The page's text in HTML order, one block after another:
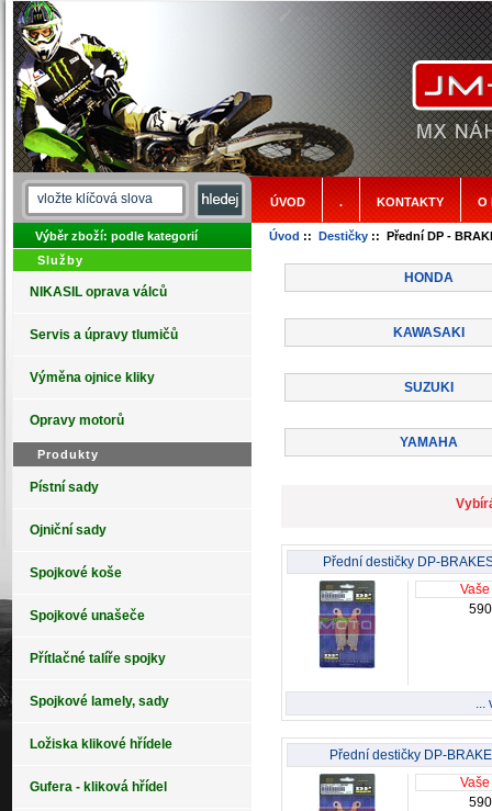
ÚVOD . KONTAKTY O
Výběr zboží: podle kategorií
Služby
NIKASIL oprava válců
Servis a úpravy tlumičů
Výměna ojnice kliky
Opravy motorů
Produkty
Pístní sady
Ojniční sady
Spojkové koše
Spojkové unašeče
Přítlačné talíře spojky
Spojkové lamely, sady
Ložiska klikové hřídele
Gufera - kliková hřídel
Úvod :: Destičky:: Přední DP -
HONDA
KAWASAKI
SUZUKI
YAMAHA
Přední destičky DP-
Přední destičky DP-